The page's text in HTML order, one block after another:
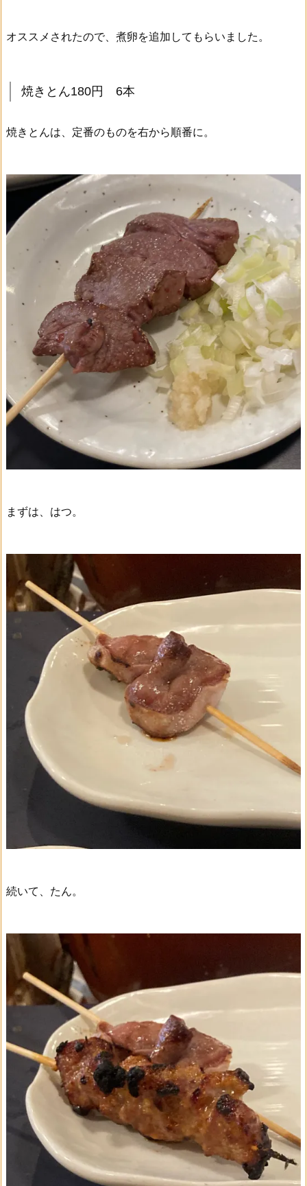
オススメされたので、煮卵を追加してもらいました。
焼きとん180円 6本
焼きとんは、定番のものを右から順番に。
まずは、はつ。
続いて、たん。